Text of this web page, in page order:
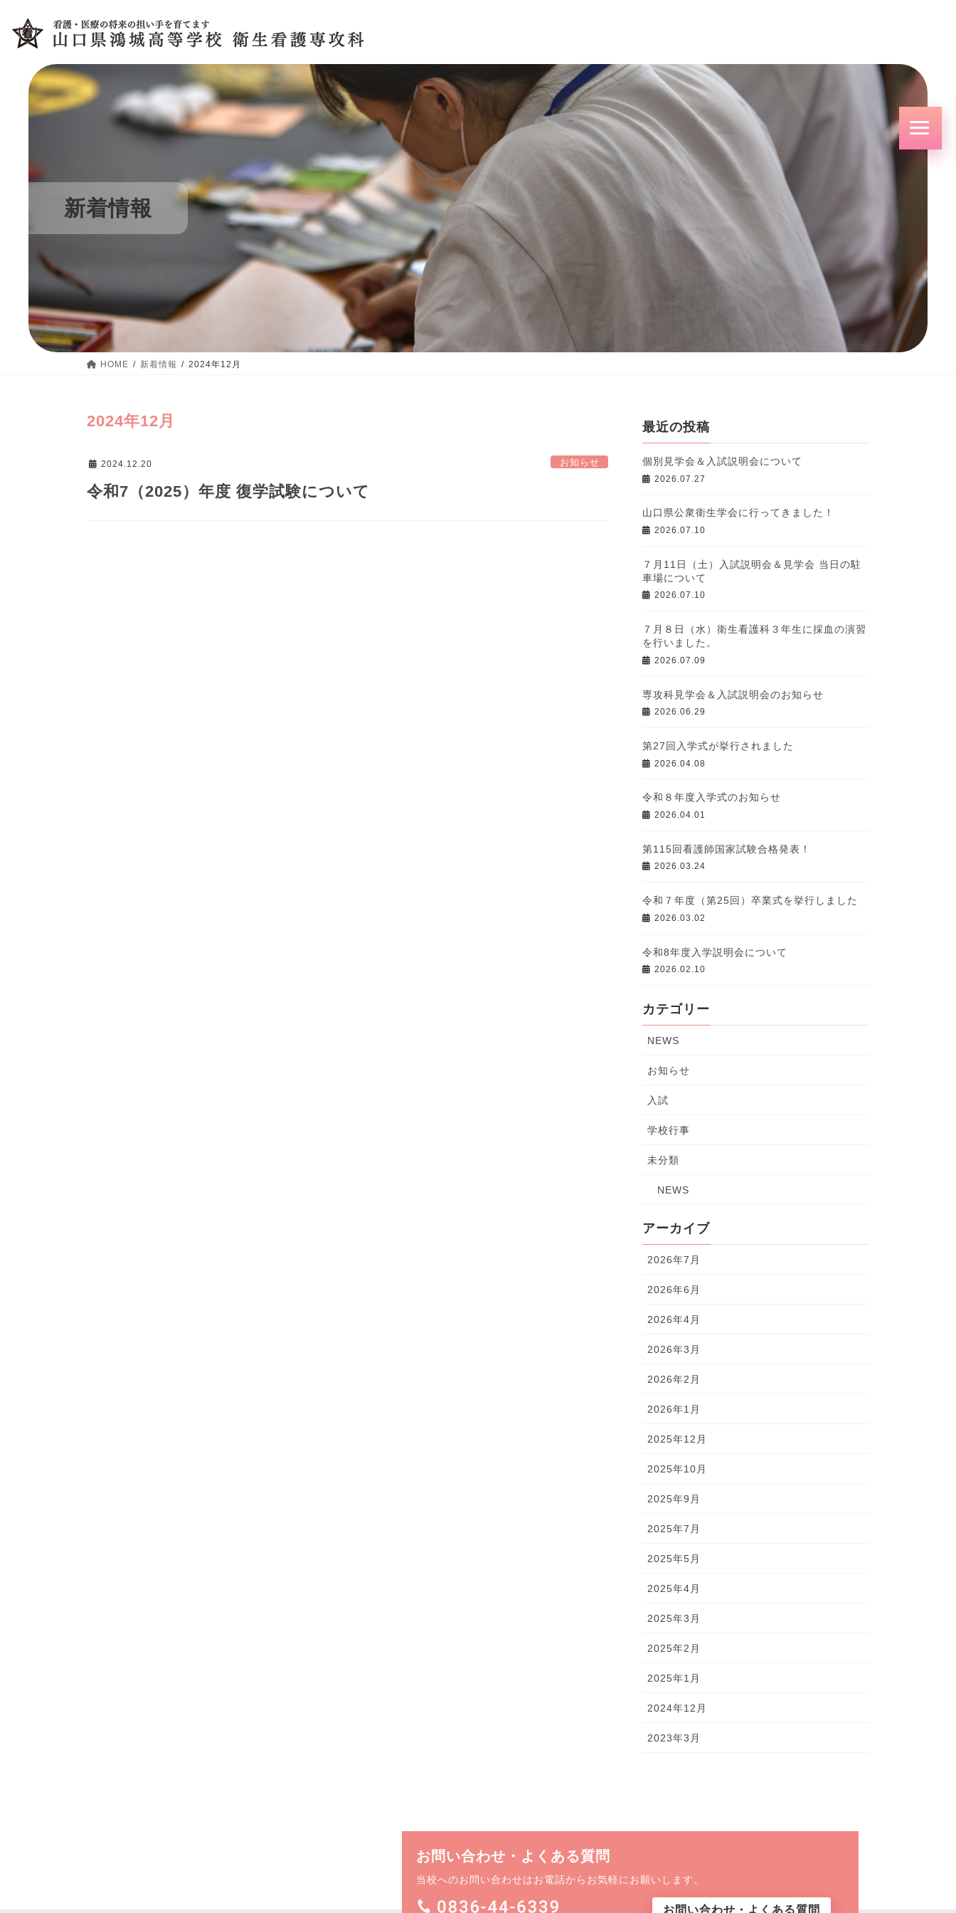
新着情報
HOME 新着情報 2024年12月
2024年12月
2024.12.20 お知らせ
令和7（2025）年度 復学試験について
最近の投稿
個別見学会＆入試説明会について
2026.07.27
山口県公衆衛生学会に行ってきました！
2026.07.10
７月11日（土）入試説明会＆見学会 当日の駐
車場について
2026.07.10
７月８日（水）衛生看護科３年生に採血の演習
を行いました。
2026.07.09
専攻科見学会＆入試説明会のお知らせ
2026.06.29
第27回入学式が挙行されました
2026.04.08
令和８年度入学式のお知らせ
2026.04.01
第115回看護師国家試験合格発表！
2026.03.24
令和７年度（第25回）卒業式を挙行しました
2026.03.02
令和8年度入学説明会について
2026.02.10
カテゴリー
NEWS
お知らせ
入試
学校行事
未分類
NEWS
アーカイブ
2026年7月
2026年6月
2026年4月
2026年3月
2026年2月
2026年1月
2025年12月
2025年10月
2025年9月
2025年7月
2025年5月
2025年4月
2025年3月
2025年2月
2025年1月
2024年12月
2023年3月
お問い合わせ・よくある質問
当校へのお問い合わせはお電話からお気軽にお願いします。
お問い合わせ・よくある質問